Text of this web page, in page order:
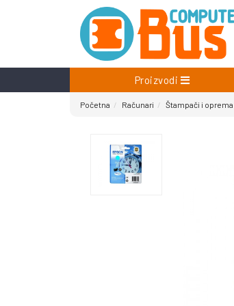
Proizvodi
Početna Računari Štampači i oprema